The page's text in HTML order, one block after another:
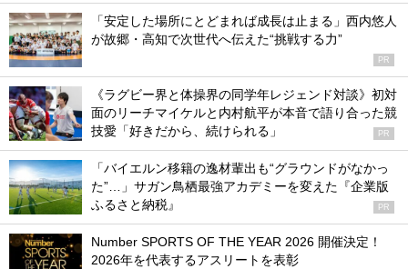
「安定した場所にとどまれば成長は止まる」西内悠人
が故郷・高知で次世代へ伝えた“挑戦する力”
PR
《ラグビー界と体操界の同学年レジェンド対談》初対
面のリーチマイケルと内村航平が本音で語り合った競
技愛「好きだから、続けられる」
PR
「バイエルン移籍の逸材輩出も“グラウンドがなかっ
た”…」サガン鳥栖最強アカデミーを変えた『企業版
ふるさと納税』
PR
Number SPORTS OF THE YEAR 2026 開催決定！
2026年を代表するアスリートを表彰